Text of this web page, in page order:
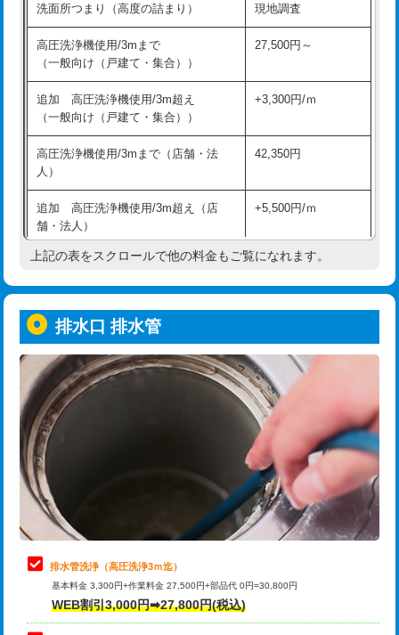
バスタブ設置 現場見積
追加人工 16,500円
廃棄・処分 現場見積
※給水管工事は20mmまでの価格です。
給水管工事※（ホール加工) 16,500円
給水管工事※（バンド止め)
給水管工事※（支持金具設置) 5,500円
給水管工事※（保温材使用（バンド止
め込み）)
5,500円
給水管工事※（土の掘削・埋め戻し作
業)
11,000円
給水管工事※（塩ビ管（VP・HI）使
用/3ｍまで)
用（追加）/3ｍ超え)
給水管工事※（ライニング鋼管・銅
管・ポリ管・HT管使用/3ｍまで)
44,000円
給水管工事※（ライニング鋼管・銅
管・ポリ管・HT管使用/3ｍ超え)
+8,800円
排水管工事（土の掘削・埋め戻し作
業）
11,000円~
排水管工事（排水管工事/3ｍまで） 55,000円
排水管工事（追加 排水管工事/3ｍ超
え）
マス交換（土の掘削・埋め戻し作業）
洗面所つまり（高度の詰まり） 現地調査
高圧洗浄機使用/3mまで
（一般向け（戸建て・集合））
27,500円～
追加 高圧洗浄機使用/3m超え
（一般向け（戸建て・集合））
+3,300円/ｍ
高圧洗浄機使用/3mまで（店舗・法
人）
42,350円
追加 高圧洗浄機使用/3m超え（店
舗・法人）
+5,500円/ｍ
高度高圧洗浄換 現地調査
トーラー機使用/3mまで
追加トーラー機使用/3m超え +3,300円
カメラ調査 33,000円
桝清掃 8,800円
止水・漏水調査・防水処理・清掃・修
理・調整・分解・加工など（軽作業）
11,000円
止水・漏水調査・防水処理・清掃・修
理・調整・分解・加工など（中作業）
22,000円
止水・漏水調査・防水処理・清掃・修
理・調整・分解・加工など（重作業）
33,000円
上記の表をスクロールで他の料金もご覧になれます。
排水口 排水管
排水管洗浄（高圧洗浄3ｍ迄）
基本料金 3,300円+作業料金 27,500円+部品代 0円=30,800円
WEB割引3,000円➡27,800円(税込)